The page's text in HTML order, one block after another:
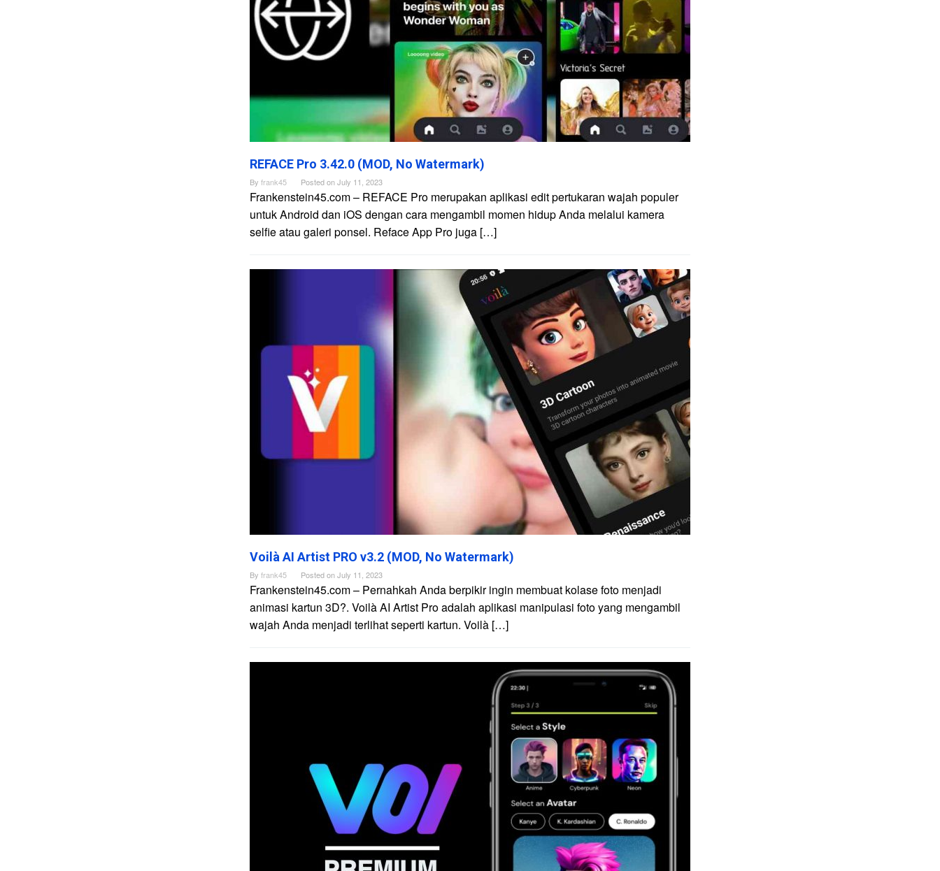
REFACE Pro 3.42.0 (MOD, No Watermark)
By frank45 Posted onJuly 11, 2023
Frankenstein45.com – REFACE Pro merupakan aplikasi edit pertukaran wajah populer
untuk Android dan iOS dengan cara mengambil momen hidup Anda melalui kamera
selfie atau galeri ponsel. Reface App Pro juga […]
Voilà AI Artist PRO v3.2 (MOD, No Watermark)
By frank45 Posted onJuly 11, 2023
Frankenstein45.com – Pernahkah Anda berpikir ingin membuat kolase foto menjadi
animasi kartun 3D?. Voilà AI Artist Pro adalah aplikasi manipulasi foto yang mengambil
wajah Anda menjadi terlihat seperti kartun. Voilà […]